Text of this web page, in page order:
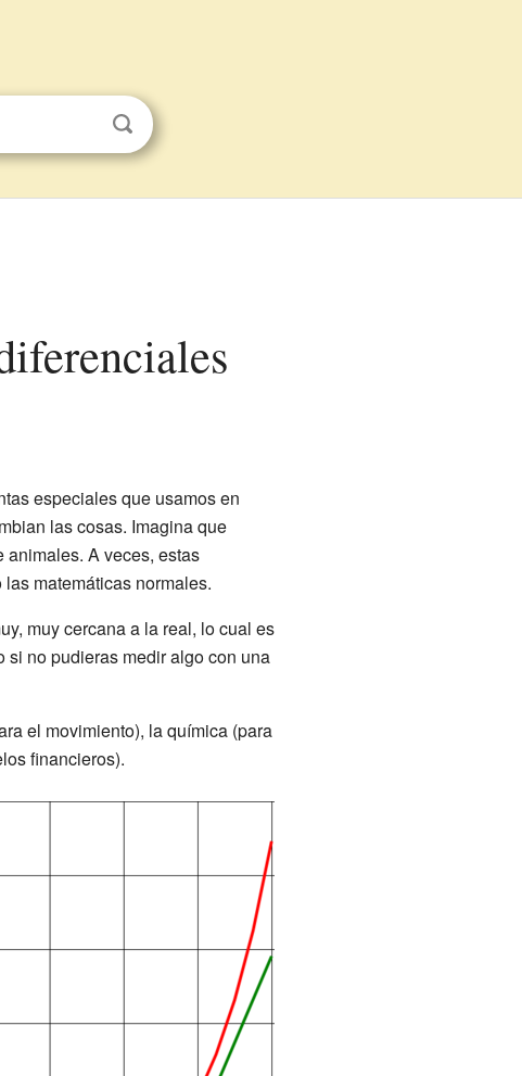
especiales que usamos en
las cosas. Imagina que
A veces, estas
matemáticas normales.
muy cercana a la real, lo cual es
no pudieras medir algo con una
el movimiento), la química (para
financieros).